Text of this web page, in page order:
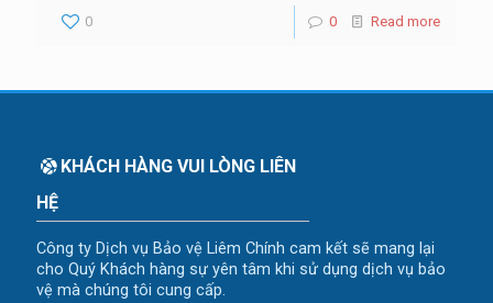
0 0 Read more
KHÁCH HÀNG VUI LÒNG LIÊN
HỆ
Công ty Dịch vụ Bảo vệ Liêm Chính cam kết sẽ mang lại
cho Quý Khách hàng sự yên tâm khi sử dụng dịch vụ bảo
vệ mà chúng tôi cung cấp.